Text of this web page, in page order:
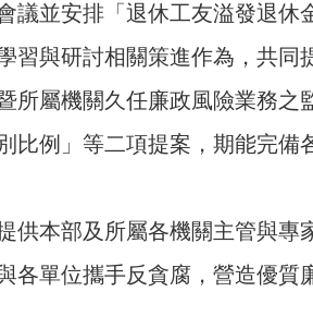
議並安排「退休工友溢發退
習與研討相關策進作為，共同
所屬機關久任廉政風險業務之
比例」等二項提案，期能完
供本部及所屬各機關主管與
各單位攜手反貪腐，營造優質